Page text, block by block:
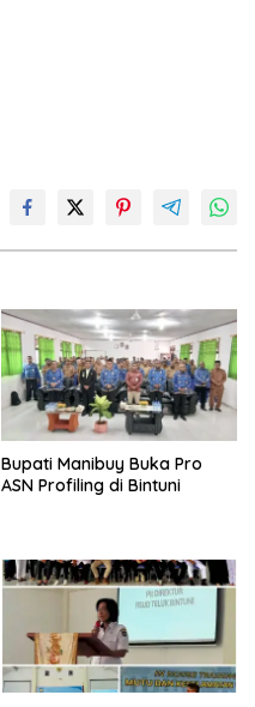
Bupati Manibuy Buka Pro
ASN Profiling di Bintuni